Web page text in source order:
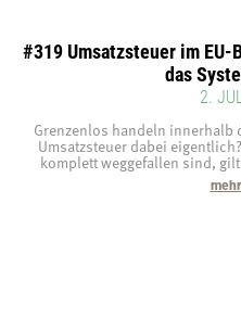
#319 Umsatzsteuer im
das
2.
Grenzenlos handeln innerhalb
Umsatzsteuer dabei
komplett weggefallen sind,